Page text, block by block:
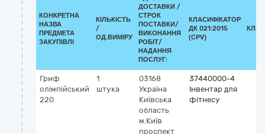
КОНКРЕТНА
НАЗВА
ПРЕДМЕТА
ЗАКУПІВЛІ
КІЛЬКІСТЬ
/
ОД.ВИМІРУ
ДОСТАВКИ /
СТРОК
ПОСТАВКИ/
ВИКОНАННЯ
РОБІТ/
НАДАННЯ
ПОСЛУГ:
КЛАСИФІКАТОР
ДК 021:2015
(CPV)
Гриф
олімпійський
220
1
штука
03168
Україна
Київська
область
м.Київ
проспект
37440000-4
Інвентар для
фітнесу